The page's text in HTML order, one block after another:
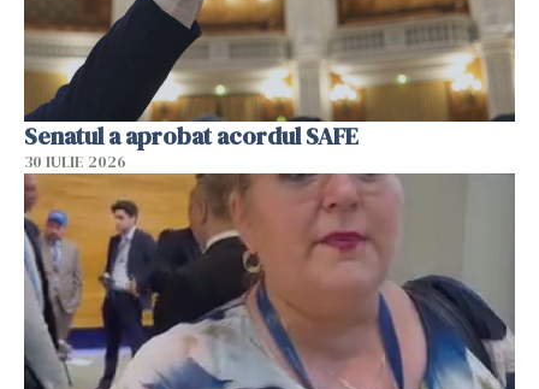
Senatul a aprobat acordul SAFE
30 IULIE 2026